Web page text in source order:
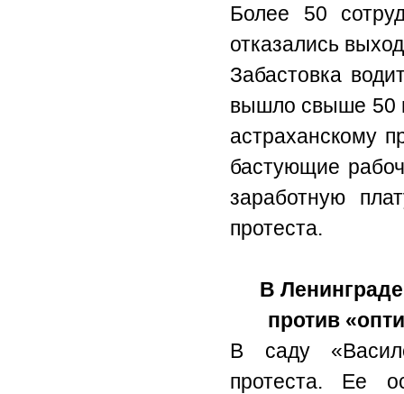
Более 50
отказались
Забастовка
вышло свыше 50
астраханскому
бастующие
заработную
протеста.
В
против
В саду
протеста. Ее